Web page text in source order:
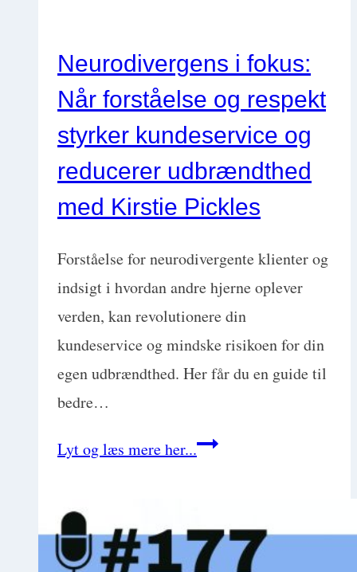
med
Dr
Reto
Nieger
Neurodivergens i fokus:
Når forståelse og respekt
styrker kundeservice og
reducerer udbrændthed
med Kirstie Pickles
Forståelse for neurodivergente klienter og
indsigt i hvordan andre hjerne oplever
verden, kan revolutionere din
kundeservice og mindske risikoen for din
egen udbrændthed. Her får du en guide til
bedre…
Lyt og læs mere her...Neurodivergens
Når
forståelse